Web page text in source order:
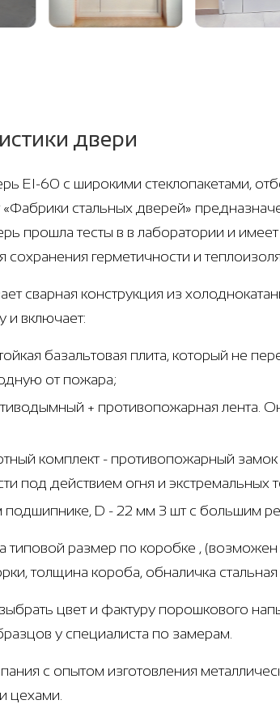
двери
EI-60 с широкими стеклопакетами,
«Фабрики стальных дверей»
прошла тесты в в лаборатории и
герметичности и
сварная конструкция из
и включает:
базальтовая плита, который не
от пожара;
+ противопожарная лента.
комплект - противопожарный
под действием огня и экстремальных
D - 22 мм 3 шт с большим
типовой размер по коробке ,
толщина короба, обналичка
цвет и фактуру порошкового
у специалиста по замерам.
с опытом изготовления
цехами.